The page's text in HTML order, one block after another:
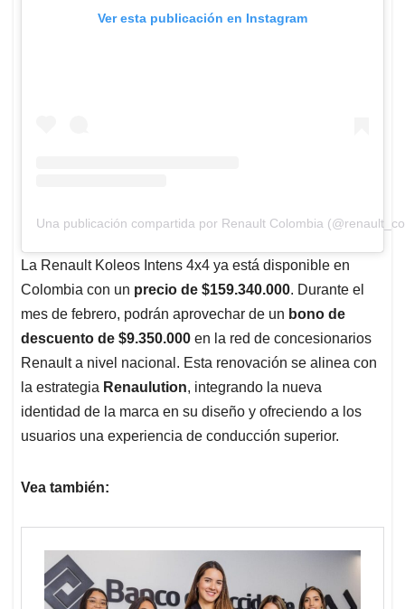
Ver esta publicación en Instagram
Una publicación compartida por Renault Colombia
La Renault Koleos Intens 4x4 ya está disponible en
Colombia con un precio de $159.340.000. Durante el
mes de febrero, podrán aprovechar de un bono de
descuento de $9.350.000 en la red de concesionarios
Renault a nivel nacional. Esta renovación se alinea con
la estrategia Renaulution, integrando la nueva
identidad de la marca en su diseño y ofreciendo a los
usuarios una experiencia de conducción superior.
Vea también: